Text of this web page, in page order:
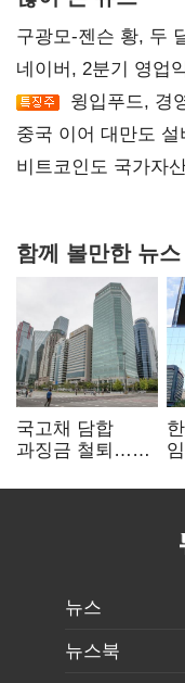
구광모-젠슨 황, 두
네이버, 2분기 영업
윙입푸드, 경
중국 이어 대만도 설
비트코인도 국가자
함께 볼만한 뉴스
국고채 담합
과징금 철퇴…
폭탄' 우려
뉴스
뉴스북